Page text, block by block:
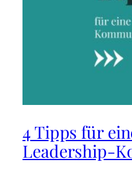
4 Tipps für
Leadership-